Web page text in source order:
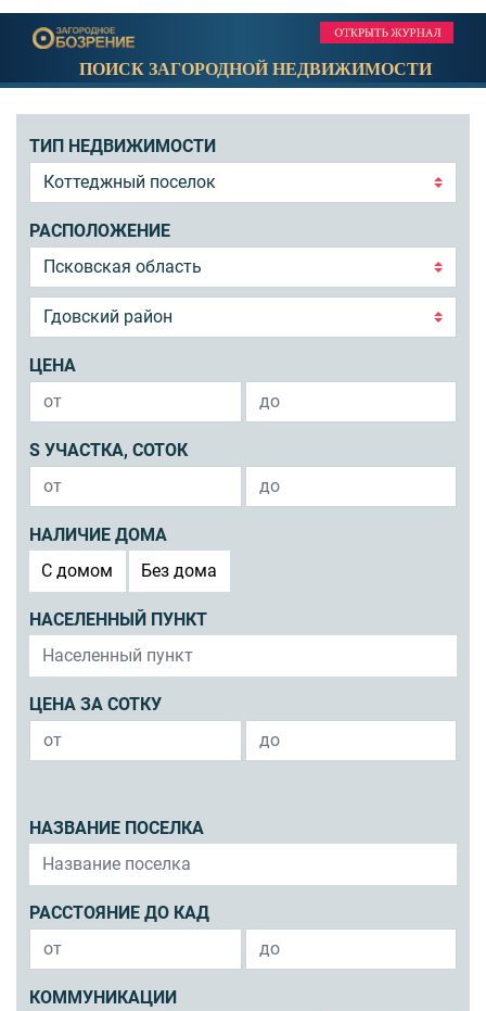
ПОИСК ЗАГОРОДНОЙ НЕДВИЖИМОСТИ
ТИП НЕДВИЖИМОСТИ
РАСПОЛОЖЕНИЕ
ЦЕНА
S УЧАСТКА, СОТОК
НАЛИЧИЕ ДОМА
C домом
Без дома
НАСЕЛЕННЫЙ ПУНКТ
ЦЕНА ЗА СОТКУ
НАЗВАНИЕ ПОСЕЛКА
РАССТОЯНИЕ ДО КАД
КОММУНИКАЦИИ